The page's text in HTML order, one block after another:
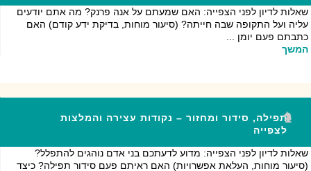
שאלות לדיון לפני הצפייה: האם שמעתם על אנה פרנק? מה אתם יודעים
עליה ועל התקופה שבה חייתה? (סיעור מוחות, בדיקת ידע קודם) האם
כתבתם פעם יומן ...
המשך
תפילה, סידור ומחזור – נקודות עצירה והמלצות
לצפייה
שאלות לדיון לפני הצפייה: מדוע לדעתכם בני אדם נוהגים להתפלל?
(סיעור מוחות, העלאת אפשרויות) האם ראיתם פעם סידור תפילה? כיצד